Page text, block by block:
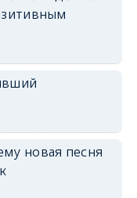
новая песня